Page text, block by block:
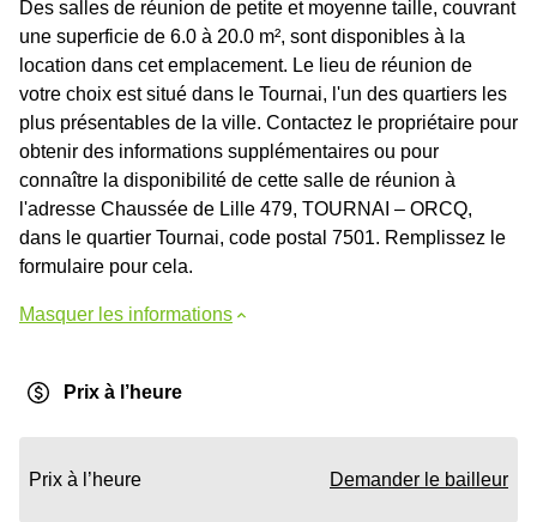
Des salles de réunion de petite et moyenne taille, couvrant
une superficie de 6.0 à 20.0 m², sont disponibles à la
location dans cet emplacement. Le lieu de réunion de
votre choix est situé dans le Tournai, l'un des quartiers les
plus présentables de la ville. Contactez le propriétaire pour
obtenir des informations supplémentaires ou pour
connaître la disponibilité de cette salle de réunion à
l'adresse Chaussée de Lille 479, TOURNAI – ORCQ,
dans le quartier Tournai, code postal 7501. Remplissez le
formulaire pour cela.
Masquer les informations
Prix à l’heure
Prix à l’heure Demander le bailleur